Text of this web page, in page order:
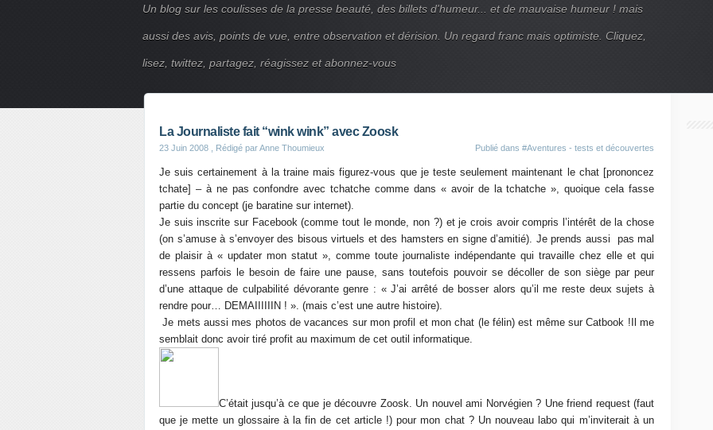
Un blog sur les coulisses de la presse beauté, des billets d'humeur... et de mauvaise humeur ! mais
aussi des avis, points de vue, entre observation et dérision. Un regard franc mais optimiste. Cliquez,
lisez, twittez, partagez, réagissez et abonnez-vous
La Journaliste fait “wink wink” avec Zoosk
23 Juin 2008 , Rédigé par Anne Thoumieux Publié dans #Aventures - tests et découvertes
Je suis certainement à la traine mais figurez-vous que je teste seulement maintenant le chat [prononcez
tchate] – à ne pas confondre avec tchatche comme dans « avoir de la tchatche », quoique cela fasse
partie du concept (je baratine sur internet).
Je suis inscrite sur Facebook (comme tout le monde, non ?) et je crois avoir compris l’intérêt de la chose
(on s’amuse à s’envoyer des bisous virtuels et des hamsters en signe d’amitié). Je prends aussi
pas mal
de plaisir à « updater mon statut », comme toute journaliste indépendante qui travaille chez elle et qui
ressens parfois le besoin de faire une pause, sans toutefois pouvoir se décoller de son siège par peur
d’une attaque de culpabilité dévorante genre : « J’ai arrêté de bosser alors qu’il me reste deux sujets à
rendre pour… DEMAIIIIIIN ! ». (mais c’est une autre histoire).
Je mets aussi mes photos de vacances sur mon profil et mon chat (le félin) est même sur Catbook !Il me
semblait donc avoir tiré profit au maximum de cet outil informatique.
C’était jusqu’à ce que je découvre Zoosk. Un nouvel ami Norvégien ? Une friend request (faut
que je mette un glossaire à la fin de cet article !) pour mon chat ? Un nouveau labo qui m’inviterait à un